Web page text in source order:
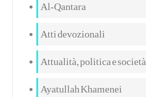
Al-Qantara
Atti devozionali
Attualità, politica e società
Ayatullah Khamenei